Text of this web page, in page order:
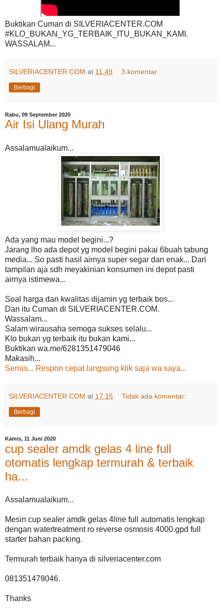
Buktikan Cuman di SILVERIACENTER.COM
#KLO_BUKAN_YG_TERBAIK_ITU_BUKAN_KAMI.
WASSALAM...
SILVERIACENTER.COM at 11.49 3 komentar:
Berbagi
Rabu, 09 September 2020
Air Isi Ulang Murah
Assalamualaikum...
Ada yang mau model begini...?
Jarang lho ada depot yg model begini pakai 6buah tabung
media... So pasti hasil airnya super segar dan enak... Dari
tampilan aja sdh meyakinian konsumen ini depot pasti
airnya istimewa...
Soal harga dan kwalitas dijamin yg terbaik bos...
Dan itu Cuman di SILVERIACENTER.COM.
Wassalam...
Salam wirausaha semoga sukses selalu...
Klo bukan yg terbaik itu bukan kami...
Buktikan wa.me/6281351479046
Makasih...
Serius... Respon cepat langsung klik saja wa saya...
SILVERIACENTER.COM at 17.15 Tidak ada komentar:
Berbagi
Kamis, 11 Juni 2020
cup sealer amdk gelas 4 line full
otomatis lengkap termurah & terbaik
ha...
Assalamualaikum...
Mesin cup sealer amdk gelas 4line full automatis lengkap
dengan watertreatment ro reverse osmosis 4000.gpd full
starter bahan packing.
Termurah terbaik hanya di silveriacenter.com
081351479046.
Thanks